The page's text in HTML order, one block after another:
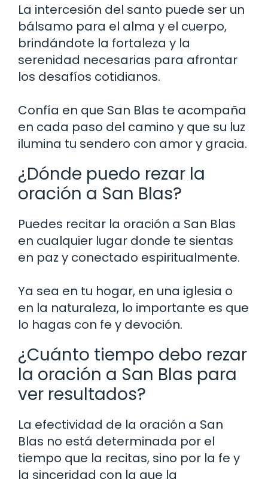
La intercesión del santo puede ser un
bálsamo para el alma y el cuerpo,
brindándote la fortaleza y la
serenidad necesarias para afrontar
los desafíos cotidianos.
Confía en que San Blas te acompaña
en cada paso del camino y que su luz
ilumina tu sendero con amor y gracia.
¿Dónde puedo rezar la
oración a San Blas?
Puedes recitar la oración a San Blas
en cualquier lugar donde te sientas
en paz y conectado espiritualmente.
Ya sea en tu hogar, en una iglesia o
en la naturaleza, lo importante es que
lo hagas con fe y devoción.
¿Cuánto tiempo debo rezar
la oración a San Blas para
ver resultados?
La efectividad de la oración a San
Blas no está determinada por el
tiempo que la recitas, sino por la fe y
la sinceridad con la que la